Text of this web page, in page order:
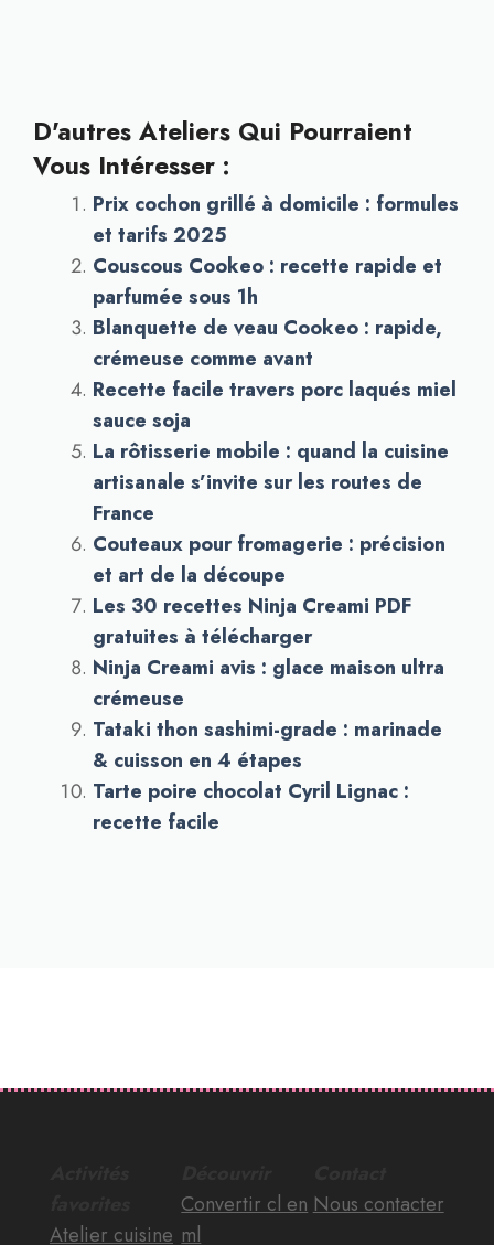
D'autres Ateliers Qui Pourraient
Vous Intéresser :
Prix cochon grillé à domicile : formules
et tarifs 2025
Couscous Cookeo : recette rapide et
parfumée sous 1h
Blanquette de veau Cookeo : rapide,
crémeuse comme avant
Recette facile travers porc laqués miel
sauce soja
La rôtisserie mobile : quand la cuisine
artisanale s’invite sur les routes de
France
Couteaux pour fromagerie : précision
et art de la découpe
Les 30 recettes Ninja Creami PDF
gratuites à télécharger
Ninja Creami avis : glace maison ultra
crémeuse
Tataki thon sashimi-grade : marinade
& cuisson en 4 étapes
Tarte poire chocolat Cyril Lignac :
recette facile
Atelier cuisine
Convertir cl en
ml
Nous contacter